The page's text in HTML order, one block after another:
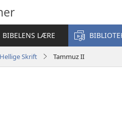
BIBELENS LÆRE
Skrift Tammuz II